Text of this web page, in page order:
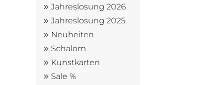
Jahreslosung 2026
Jahreslosung 2025
Neuheiten
Schalom
Kunstkarten
Sale %